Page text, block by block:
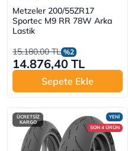
Metzeler 200/55ZR17
Sportec M9 RR 78W Arka
Lastik
15.180,00 TL %2
14.876,40 TL
Sepete Ekle
YENİ
SON 4 ÜRÜN
ÜCRETSİZ
KARGO